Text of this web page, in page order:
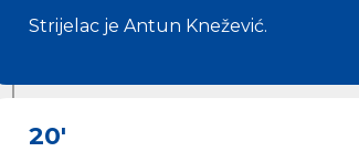
Strijelac je Antun Knežević.
20'